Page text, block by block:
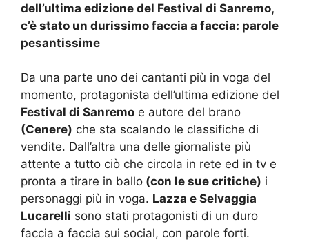
dell’ultima edizione del Festival di Sanremo,
c’è stato un durissimo faccia a faccia: parole
pesantissime
Da una parte uno dei cantanti più in voga del
momento, protagonista dell’ultima edizione del
Festival di Sanremo e autore del brano
(Cenere) che sta scalando le classifiche di
vendite. Dall’altra una delle giornaliste più
attente a tutto ciò che circola in rete ed in tv e
pronta a tirare in ballo (con le sue critiche) i
personaggi più in voga. Lazza e Selvaggia
Lucarelli sono stati protagonisti di un duro
faccia a faccia sui social, con parole forti.